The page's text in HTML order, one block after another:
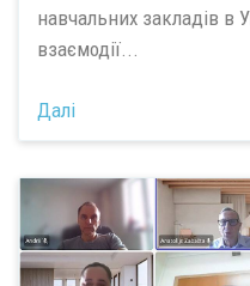
навчальних закладів в
взаємодії...
Далі